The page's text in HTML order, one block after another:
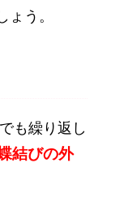
う。
も繰り返し
結びの外